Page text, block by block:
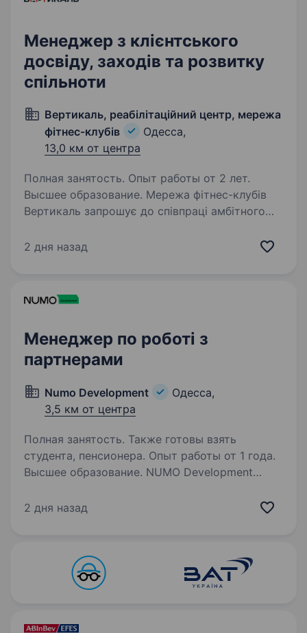
Менеджер з клієнтського
досвіду, заходів та розвитку
спільноти
Вертикаль, реабілітаційний центр, мережа
фітнес-клубів
Одесса,
13,0 км от центра
Полная занятость. Опыт работы от 2 лет.
Высшее образование. Мережа фітнес-клубів
Вертикаль запрошує до співпраці амбітного
Створення спільноти навколо клубу, розробка
2 дня назад
Менеджер по роботі з
партнерами
Numo Development
Одесса,
3,5 км от центра
Полная занятость. Также готовы взять
студента, пенсионера. Опыт работы от 1 года.
Высшее образование. NUMO Development
зосереджена на створенні високодохідної
в туристичних локаціях, NUMO…
2 дня назад